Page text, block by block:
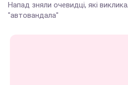
Напад зняли очевидці, які
"автовандала"